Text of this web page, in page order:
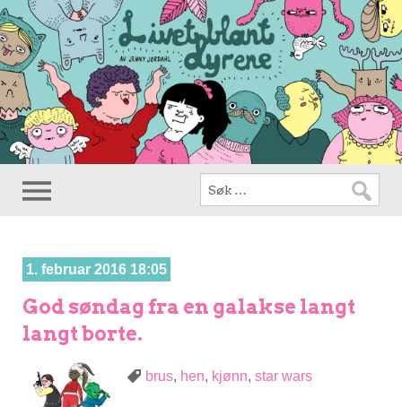
1. februar 2016 18:05
God søndag fra en galakse langt
langt borte.
brus, hen, kjønn,star wars